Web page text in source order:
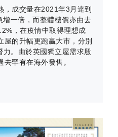
，成交量在2021年3月達到
一倍，而整體樓價亦由去
，在疫情中取得理想成
屋的升幅更跑贏大市，分別
。由於英國獨立屋需求殷
罕有在海外發售。